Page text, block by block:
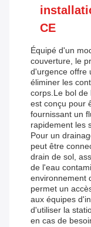
CE
Équipé d'un
couverture, le
d'urgence offre
éliminer les
corps.Le bol de
est conçu pour
fournissant un
rapidement les
Pour un
peut être
drain de sol,
de l'eau
environnement
permet un
aux équipes
d'utiliser la
en cas de